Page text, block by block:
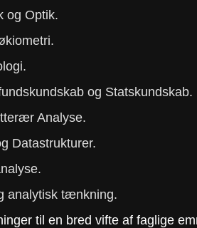
og Optik.
og Statskundskab.
Analyse.
Datastrukturer.
analytisk tænkning.
til en bred vifte af faglige